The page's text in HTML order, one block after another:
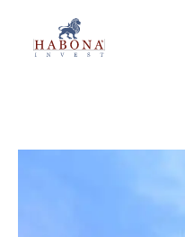
Habona Invest GmbH